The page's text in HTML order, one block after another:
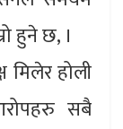
हुने छ, ।
होली
सबै